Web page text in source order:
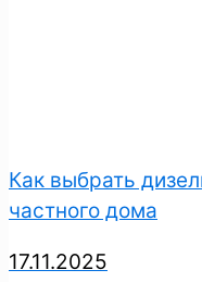
Как выбрать
частного дома
17.11.2025